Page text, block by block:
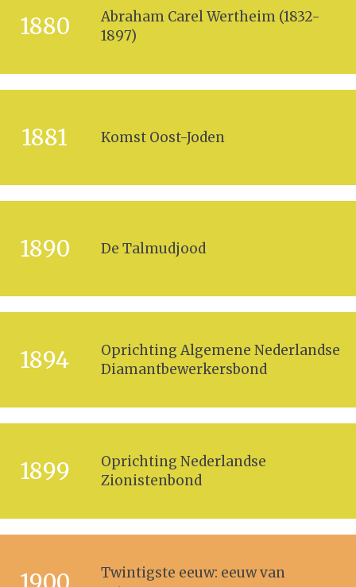
1880
Abraham Carel Wertheim (1832-
1897)
1881 Komst Oost-Joden
1890 De Talmudjood
1894
Oprichting Algemene Nederlandse
Diamantbewerkersbond
1899
Oprichting Nederlandse
Zionistenbond
Twintigste eeuw: eeuw van